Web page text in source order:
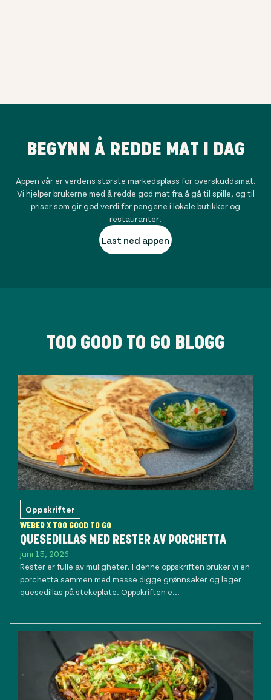
BEGYNN Å REDDE MAT I DAG
Appen vår er verdens største markedsplass for overskuddsmat.
Vi hjelper brukerne med å redde god mat fra å gå til spille, og til
priser som gir god verdi for pengene i lokale butikker og
restauranter.
Last ned appen
TOO GOOD TO GO BLOGG
Oppskrifter
WEBER X TOO GOOD TO GO
QUESEDILLAS MED RESTER AV PORCHETTA
juni 15, 2026
Rester er fulle av muligheter. I denne oppskriften bruker vi en
porchetta sammen med masse digge grønnsaker og lager
quesedillas på stekeplate. Oppskriften e...